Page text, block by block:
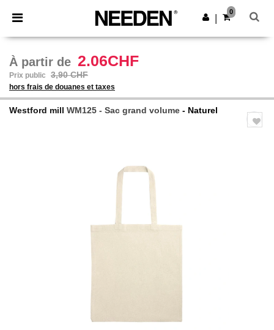
× Appli Needen
Meilleurs prix sur l’app !
Obtenir l'appli
0
À partir de 2.06CHF
Prix public 3,90 CHF
hors frais de douanes et taxes
Westford mill WM125 - Sac grand volume - Naturel